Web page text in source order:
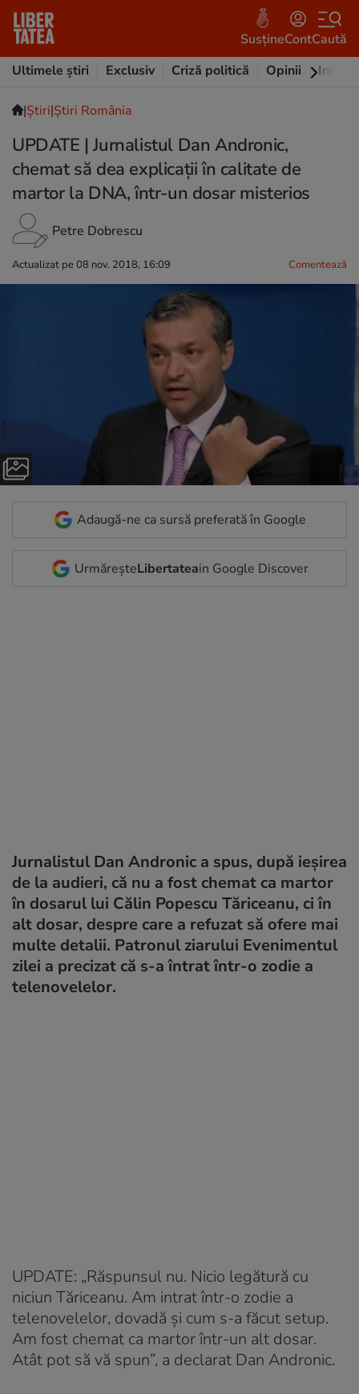
SusțineContCaută
Ultimele știri
Exclusiv Criză politică Opinii
|Ştiri|Știri România
UPDATE | Jurnalistul Dan Andronic,
chemat să dea explicații în calitate de
martor la DNA, într-un dosar misterios
Petre Dobrescu
Actualizat pe 08 nov. 2018, 16:09 Comentează
Adaugă-ne ca sursă preferată în Google
UrmăreșteLibertateain Google Discover
Jurnalistul Dan Andronic a spus, după ieșirea
de la audieri, că nu a fost chemat ca martor
în dosarul lui Călin Popescu Tăriceanu, ci în
alt dosar, despre care a refuzat să ofere mai
multe detalii. Patronul ziarului Evenimentul
zilei a precizat că s-a întrat într-o zodie a
telenovelelor.
UPDATE: „Răspunsul nu. Nicio legătură cu
niciun Tăriceanu. Am intrat într-o zodie a
telenovelelor, dovadă și cum s-a făcut setup.
Am fost chemat ca martor într-un alt dosar.
Atât pot să vă spun”, a declarat Dan Andronic.